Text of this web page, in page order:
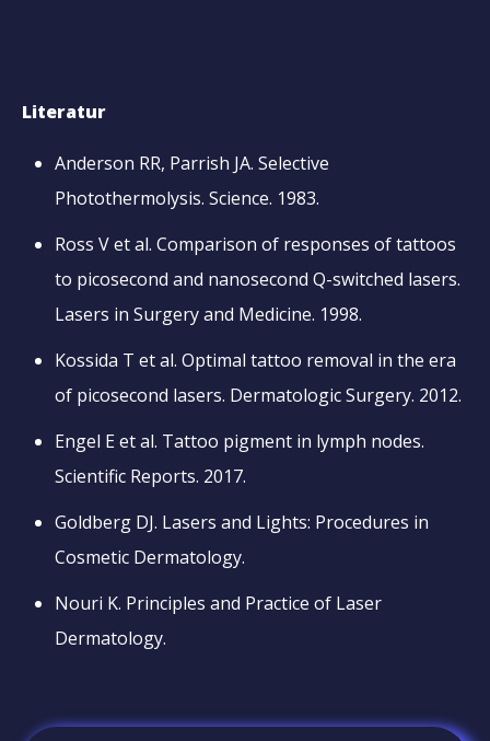
Literatur
Anderson RR, Parrish JA. Selective
Photothermolysis. Science. 1983.
Ross V et al. Comparison of responses of tattoos
to picosecond and nanosecond Q-switched lasers.
Lasers in Surgery and Medicine. 1998.
Kossida T et al. Optimal tattoo removal in the era
of picosecond lasers. Dermatologic Surgery. 2012.
Engel E et al. Tattoo pigment in lymph nodes.
Scientific Reports. 2017.
Goldberg DJ. Lasers and Lights: Procedures in
Cosmetic Dermatology.
Nouri K. Principles and Practice of Laser
Dermatology.